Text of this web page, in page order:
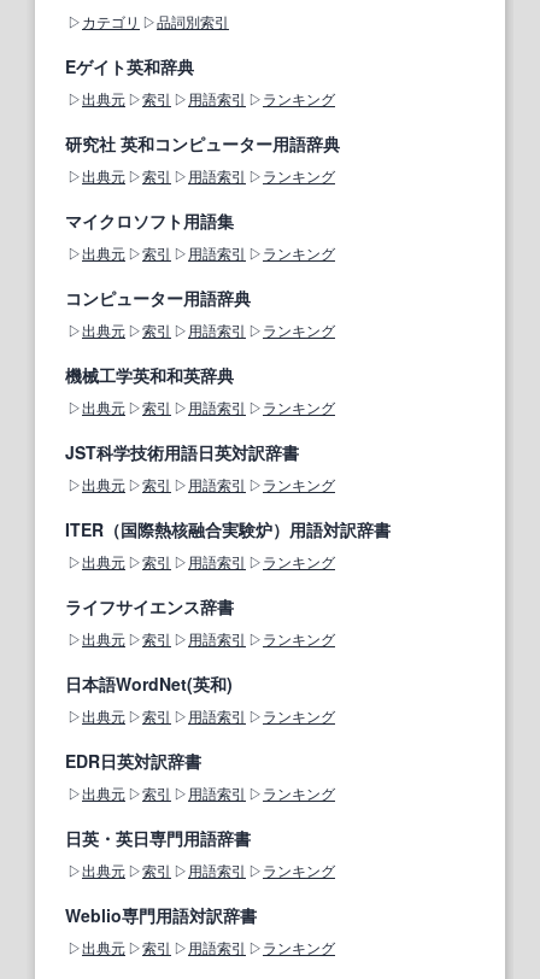
カテゴリ
品詞別索引
Eゲイト英和辞典
出典元 索引 用語索引 ランキング
研究社 英和コンピューター用語辞典
出典元 索引 用語索引 ランキング
マイクロソフト用語集
出典元 索引 用語索引 ランキング
コンピューター用語辞典
出典元 索引 用語索引 ランキング
機械工学英和和英辞典
出典元 索引 用語索引 ランキング
JST科学技術用語日英対訳辞書
出典元 索引 用語索引 ランキング
ITER（国際熱核融合実験炉）用語対訳辞書
出典元 索引 用語索引 ランキング
ライフサイエンス辞書
出典元 索引 用語索引 ランキング
日本語WordNet(英和)
出典元 索引 用語索引 ランキング
EDR日英対訳辞書
出典元 索引 用語索引 ランキング
日英・英日専門用語辞書
出典元 索引 用語索引 ランキング
Weblio専門用語対訳辞書
出典元 索引 用語索引 ランキング